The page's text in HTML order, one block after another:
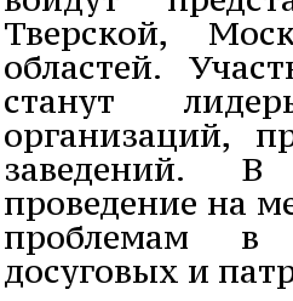
Тверской,
областей.
станут
организаций,
заведений. В
проведение на
проблемам в
досуговых и